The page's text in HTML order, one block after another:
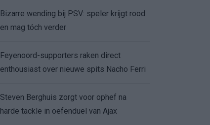
Bizarre wending bij PSV: speler krijgt rood
en mag tóch verder
Feyenoord-supporters raken direct
enthousiast over nieuwe spits Nacho Ferri
Steven Berghuis zorgt voor ophef na
harde tackle in oefenduel van Ajax